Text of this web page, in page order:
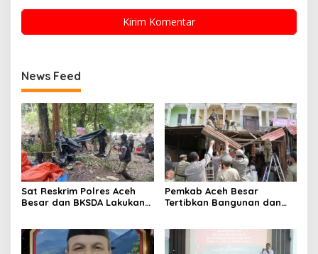
News Feed
Sat Reskrim Polres Aceh
Besar dan BKSDA Lakukan
Emas Tanpa Izin Di
Kawasan Hutan Jantho
Pemkab Aceh Besar
Tertibkan Bangunan dan